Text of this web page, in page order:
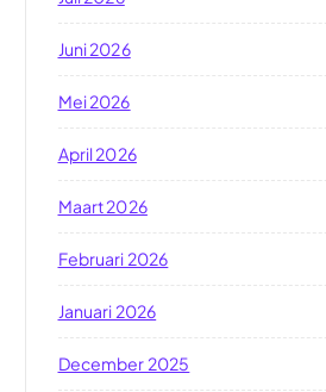
Juni 2026
Mei 2026
April 2026
Maart 2026
Februari 2026
Januari 2026
December 2025